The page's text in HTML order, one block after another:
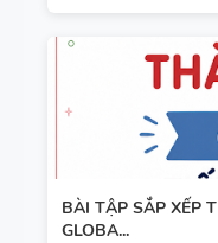
BÀI TẬP SẮP XẾP
GLOBA...